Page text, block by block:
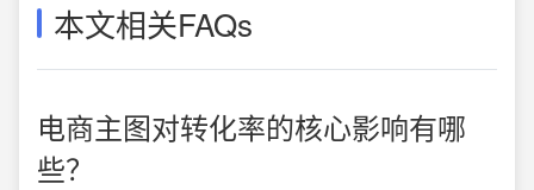
本文相关FAQs
电商主图对转化率的核心影响有哪
些？